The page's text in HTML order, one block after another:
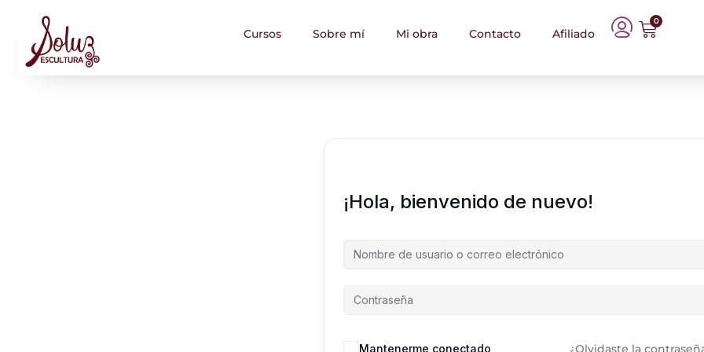
Cursos Sobre mí Mi obra Contacto Afiliado
0
¡Hola, bienvenido de nuevo!
Mantenerme conectado ¿Olvidaste la